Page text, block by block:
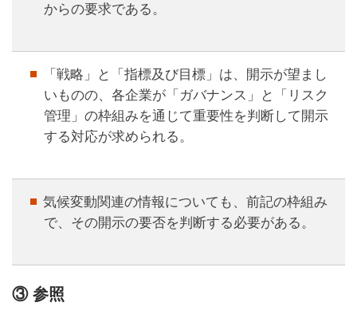
からの要求である。
「戦略」と「指標及び目標」は、開示が望まし
いものの、各企業が「ガバナンス」と「リスク
管理」の枠組みを通じて重要性を判断して開示
する対応が求められる。
気候変動関連の情報についても、前記の枠組み
で、その開示の要否を判断する必要がある。
③ 参照